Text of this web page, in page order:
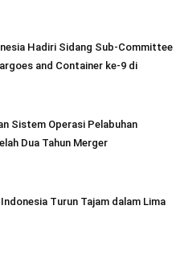
Hadiri Sidang Sub-Committee
and Container ke-9 di
Sistem Operasi Pelabuhan
Dua Tahun Merger
Turun Tajam dalam Lima